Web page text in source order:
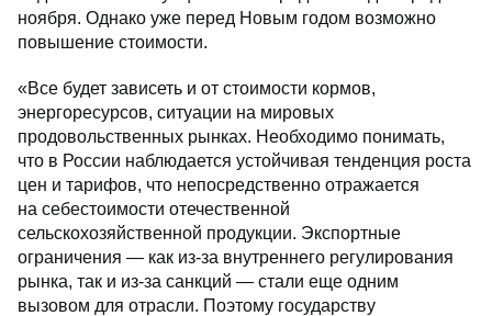
ноября. Однако уже перед Новым годом возможно
повышение стоимости.
«Все будет зависеть и от стоимости кормов,
энергоресурсов, ситуации на мировых
продовольственных рынках. Необходимо понимать,
что в России наблюдается устойчивая тенденция роста
цен и тарифов, что непосредственно отражается
на себестоимости отечественной
сельскохозяйственной продукции. Экспортные
ограничения — как из-за внутреннего регулирования
рынка, так и из-за санкций — стали еще одним
вызовом для отрасли. Поэтому государству